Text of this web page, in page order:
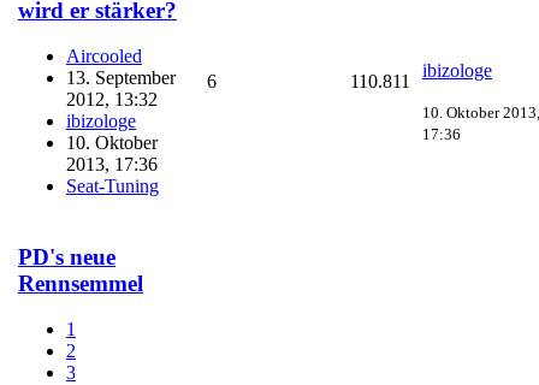
wird er stärker?
Aircooled
13. September
2012, 13:32
ibizologe
10. Oktober
2013, 17:36
Seat-Tuning
6 110.811
ibizologe
10. Oktober 2013,
17:36
PD's neue
Rennsemmel
1
2
3